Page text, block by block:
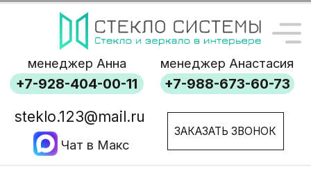
ЗАКАЗАТЬ ЗВОНОК
+7-988-673-60-73
+7-928-404-00-11
steklo.123@mail.ru
менеджер Анна менеджер Анастасия